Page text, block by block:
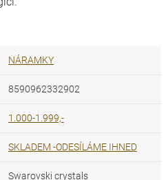
NÁRAMKY
8590962332902
1.000-1.999,-
SKLADEM -ODESÍLÁME IHNED
Swarovski crystals